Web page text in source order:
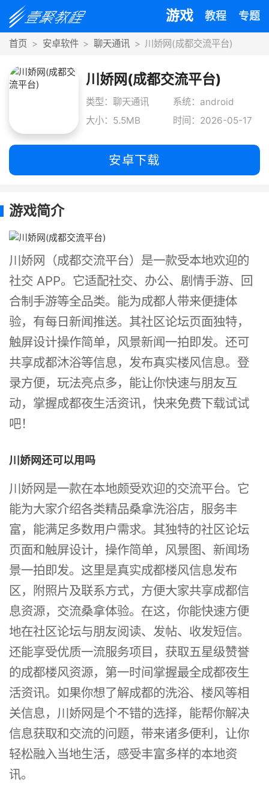
游戏 教程 专题
首页 安卓软件 聊天通讯 川娇网(成都交流平台)
川娇网(成都交流平台)
类型：聊天通讯
系统：android
大小：5.5MB
时间：2026-05-17
安卓下载
游戏简介
川娇网（成都交流平台）是一款受本地欢迎的
社交 APP。它适配社交、办公、剧情手游、回
合制手游等全品类。能为成都人带来便捷体
验，有每日新闻推送。其社区论坛页面独特，
触屏设计操作简单，风景新闻一拍即发。还可
共享成都沐浴等信息，发布真实楼风信息。登
录方便，玩法亮点多，能让你快速与朋友互
动，掌握成都夜生活资讯，快来免费下载试试
吧！
川娇网还可以用吗
川娇网是一款在本地颇受欢迎的交流平台。它
能为大家介绍各类精品桑拿洗浴店，服务丰
富，能满足多数用户需求。其独特的社区论坛
页面和触屏设计，操作简单，风景图、新闻场
景一拍即发。这里是真实成都楼风信息发布
区，附照片及联系方式，方便大家共享成都信
息资源，交流桑拿体验。在这，你能快速方便
地在社区论坛与朋友阅读、发帖、收发短信。
还能享受优质一流服务项目，获取五星级赞誉
的成都楼风资源，第一时间掌握最全成都夜生
活资讯。如果你想了解成都的洗浴、楼风等相
关信息，川娇网是个不错的选择，能帮你解决
信息获取和交流的问题，带来诸多便利，让你
轻松融入当地生活，感受丰富多样的本地资
讯。